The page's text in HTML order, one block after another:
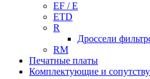
EF / E
ETD
R
Дроссели
RM
Печатные платы
Комплектующие и